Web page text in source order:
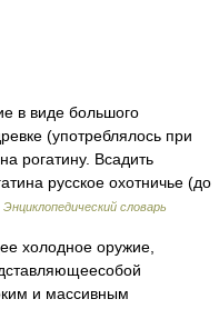
в виде большого
(употреблялось при
рогатину. Всадить
русское охотничье (до
Энциклопедический словарь
холодное оружие,
и массивным